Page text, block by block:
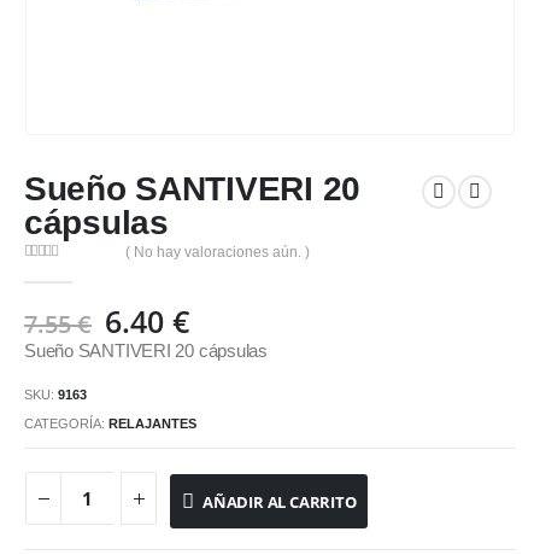
Sueño SANTIVERI 20
cápsulas
( No hay valoraciones aún. )
7.55€ El
precio
era:
7.55 €.
6.40€
precio
es:
6.40 €.
Sueño SANTIVERI 20 cápsulas
SKU: 9163
CATEGORÍA: RELAJANTES
AÑADIR AL CARRITO